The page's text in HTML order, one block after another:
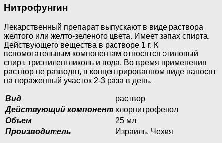
Нитрофунгин
Лекарственный препарат выпускают в виде раствора
желтого или желто-зеленого цвета. Имеет запах спирта.
Действующего вещества в растворе 1 г. К
вспомогательным компонентам относятся этиловый
спирт, триэтиленгликоль и вода. Во время применения
раствор не разводят, в концентрированном виде наносят
на пораженный участок 2-3 раза в день.
Вид
раствор
Действующий компонент хлорнитрофенол
Объем
25 мл
Производитель
Израиль, Чехия